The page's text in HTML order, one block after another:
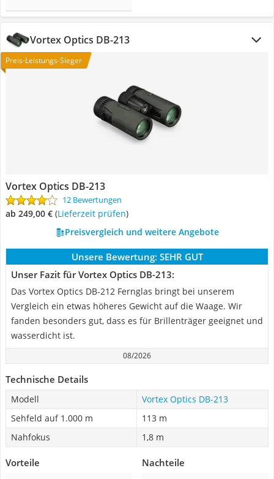
Vortex Optics DB-213
Preis-Leistungs-Sieger
Vortex Optics DB-213
12 Bewertungen
ab 249,00 € (Lieferzeit prüfen)
Preisvergleich und weitere Angebote
Unsere Bewertung: SEHR GUT
Unser Fazit für Vortex Optics DB-213:
Das Vortex Optics DB-212 Fernglas bringt bei unserem
Vergleich ein etwas höheres Gewicht auf die Waage. Wir
fanden besonders gut, dass es für Brillenträger geeignet und
wasserdicht ist.
08/2026
Technische Details
Modell
Vortex Optics DB-213
Sehfeld auf 1.000 m
113 m
Nahfokus
1,8 m
Vorteile Nachteile